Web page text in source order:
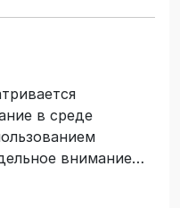
в среде
внимание